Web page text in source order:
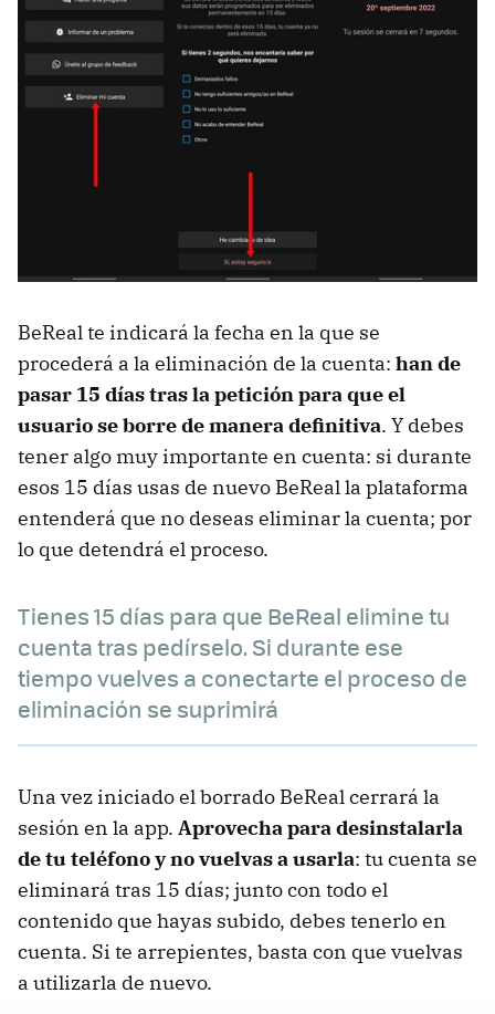
BeReal te indicará la fecha en la que se
procederá a la eliminación de la cuenta: han de
pasar 15 días tras la petición para que el
usuario se borre de manera definitiva. Y debes
tener algo muy importante en cuenta: si durante
esos 15 días usas de nuevo BeReal la plataforma
entenderá que no deseas eliminar la cuenta; por
lo que detendrá el proceso.
Tienes 15 días para que BeReal elimine tu
cuenta tras pedírselo. Si durante ese
tiempo vuelves a conectarte el proceso de
eliminación se suprimirá
Una vez iniciado el borrado BeReal cerrará la
sesión en la app. Aprovecha para desinstalarla
de tu teléfono y no vuelvas a usarla: tu cuenta se
eliminará tras 15 días; junto con todo el
contenido que hayas subido, debes tenerlo en
cuenta. Si te arrepientes, basta con que vuelvas
a utilizarla de nuevo.